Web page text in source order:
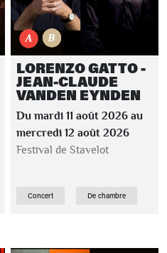
LORENZO GATTO -
JEAN-CLAUDE
VANDEN EYNDEN
Du mardi 11 août 2026 au
mercredi 12 août 2026
Festival de Stavelot
Concert De chambre